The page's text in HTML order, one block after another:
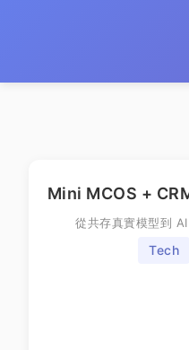
Mini MCOS +
從共存真實模型到 AI
Tech